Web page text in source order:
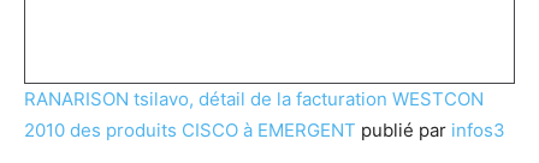
RANARISON tsilavo, détail de la facturation WESTCON
2010 des produits CISCO à EMERGENT publié par infos3